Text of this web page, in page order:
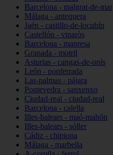
Barcelona - malgrat-de-mar
Málaga - antequera
Jaén - castillo-de-locubín
Castellón - vinaròs
Barcelona - manresa
Granada - motril
Asturias - cangas-de-onís
León - ponferrada
Las-palmas - pájara
Pontevedra - sanxenxo
Ciudad-real - ciudad-real
Barcelona - calella
Illes-balears - maó-mahón
Illes-balears - sóller
Cádiz - chipiona
Málaga - marbella